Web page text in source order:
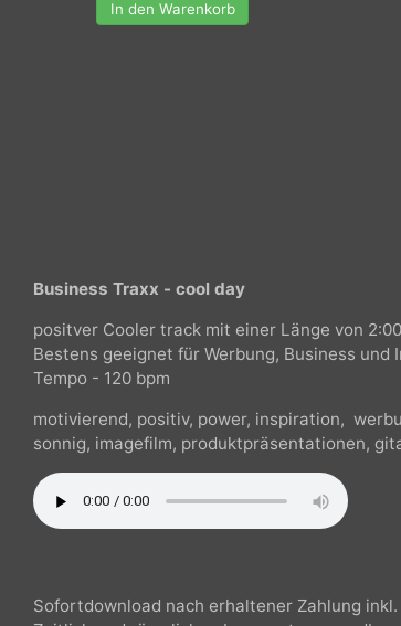
Business Traxx - cool day
positver Cooler track mit einer Länge von
Bestens geeignet für Werbung, Business
Tempo - 120 bpm
motivierend, positiv, power, inspiration,
sonnig, imagefilm, produktpräsentationen,